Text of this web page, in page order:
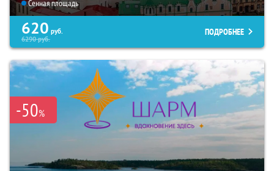
Сенная площадь
620 руб.
6290руб.
ПОДРОБНЕЕ
-50%